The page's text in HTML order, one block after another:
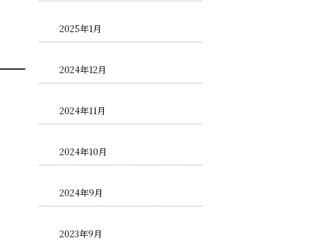
2025年1月
2024年12月
2024年11月
2024年10月
2024年9月
2023年9月